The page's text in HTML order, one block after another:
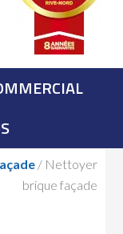
/Nettoyer
brique façade